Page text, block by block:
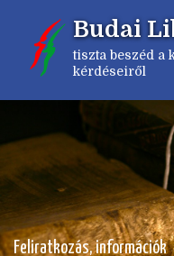
tartalomra
Budai
tiszta beszéd a
kérdéseiről
Feliratkozás, információk